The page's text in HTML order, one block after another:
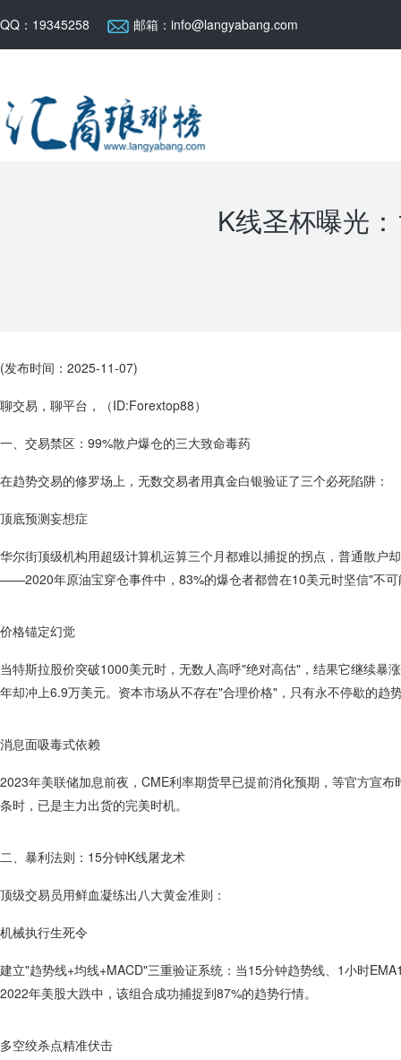
QQ：19345258 邮箱：info@langyabang.com
K线圣杯曝光
(发布时间：2025-11-07)
聊交易，聊平台，（ID:Forextop88）
一、交易禁区：99%散户爆仓的三大致命毒药
在趋势交易的修罗场上，无数交易者用真金白银验证了三个必死陷阱：
顶底预测妄想症
华尔街顶级机构用超级计算机运算三个月都难以捕捉的拐点，普通散户
——2020年原油宝穿仓事件中，83%的爆仓者都曾在10美元时坚信"不可
价格锚定幻觉
当特斯拉股价突破1000美元时，无数人高呼"绝对高估"，结果它继续
年却冲上6.9万美元。资本市场从不存在"合理价格"，只有永不停歇的趋
消息面吸毒式依赖
2023年美联储加息前夜，CME利率期货早已提前消化预期，等官方宣
条时，已是主力出货的完美时机。
二、暴利法则：15分钟K线屠龙术
顶级交易员用鲜血凝练出八大黄金准则：
机械执行生死令
建立"趋势线+均线+MACD"三重验证系统：当15分钟趋势线、1小时
2022年美股大跌中，该组合成功捕捉到87%的趋势行情。
多空绞杀点精准伏击